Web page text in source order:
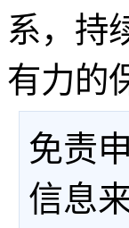
系，持
有力的
免责
信息